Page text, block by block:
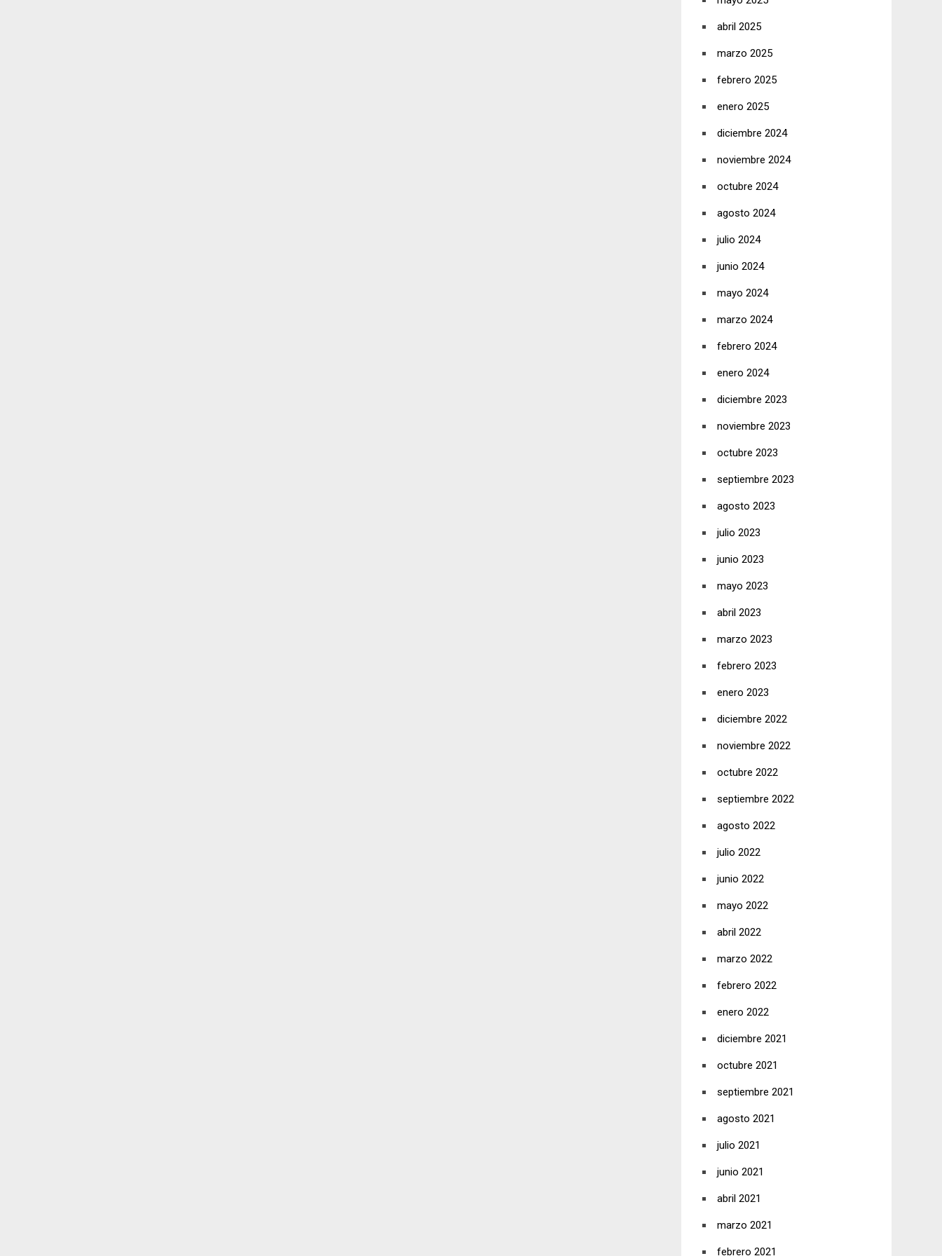
abril 2025
marzo 2025
febrero 2025
enero 2025
diciembre 2024
noviembre 2024
octubre 2024
agosto 2024
julio 2024
junio 2024
mayo 2024
marzo 2024
febrero 2024
enero 2024
diciembre 2023
noviembre 2023
octubre 2023
septiembre 2023
agosto 2023
julio 2023
junio 2023
mayo 2023
abril 2023
marzo 2023
febrero 2023
enero 2023
diciembre 2022
noviembre 2022
octubre 2022
septiembre 2022
agosto 2022
julio 2022
junio 2022
mayo 2022
abril 2022
marzo 2022
febrero 2022
enero 2022
diciembre 2021
octubre 2021
septiembre 2021
agosto 2021
julio 2021
junio 2021
abril 2021
marzo 2021
febrero 2021